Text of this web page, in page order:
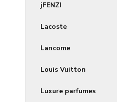
jFENZI
Lacoste
Lancome
Louis Vuitton
Luxure parfumes